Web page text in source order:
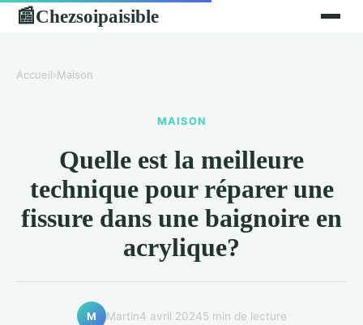
📰Chezsoipaisible
Accueil›Maison
MAISON
Quelle est la meilleure
technique pour réparer une
fissure dans une baignoire en
acrylique?
M Martin4 avril 20245 min de lecture